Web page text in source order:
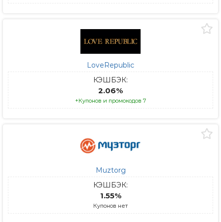
LoveRepublic
КЭШБЭК:
2.06%
+Купонов и промокодов 7
Muztorg
КЭШБЭК:
1.55%
Купонов нет